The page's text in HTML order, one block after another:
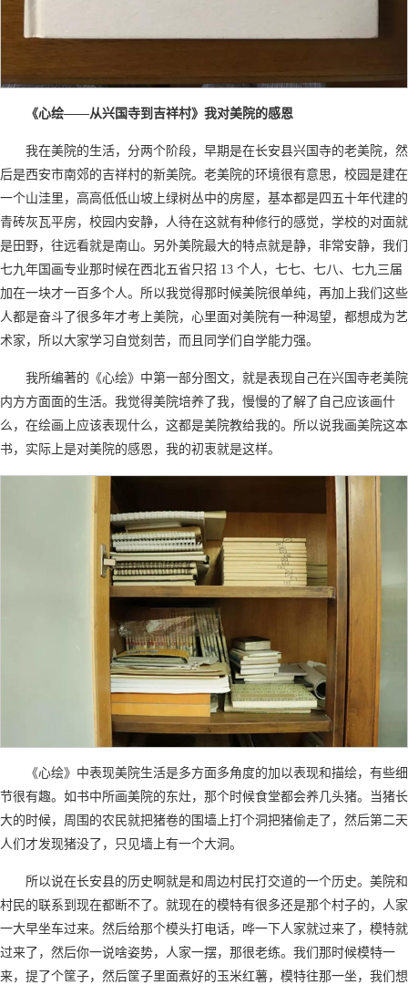
《心绘——从兴国寺到吉祥村》我对美院的感恩
我在美院的生活，分两个阶段，早期是在长安县兴国寺的老美院，然
后是西安市南郊的吉祥村的新美院。老美院的环境很有意思，校园是建在
一个山洼里，高高低低山坡上绿树丛中的房屋，基本都是四五十年代建的
青砖灰瓦平房，校园内安静，人待在这就有种修行的感觉，学校的对面就
是田野，往远看就是南山。另外美院最大的特点就是静，非常安静，我们
七九年国画专业那时候在西北五省只招 13 个人，七七、七八、七九三届
加在一块才一百多个人。所以我觉得那时候美院很单纯，再加上我们这些
人都是奋斗了很多年才考上美院，心里面对美院有一种渴望，都想成为艺
术家，所以大家学习自觉刻苦，而且同学们自学能力强。
我所编著的《心绘》中第一部分图文，就是表现自己在兴国寺老美院
内方方面面的生活。我觉得美院培养了我，慢慢的了解了自己应该画什
么，在绘画上应该表现什么，这都是美院教给我的。所以说我画美院这本
书，实际上是对美院的感恩，我的初衷就是这样。
《心绘》中表现美院生活是多方面多角度的加以表现和描绘，有些细
节很有趣。如书中所画美院的东灶，那个时候食堂都会养几头猪。当猪长
大的时候，周围的农民就把猪卷的围墙上打个洞把猪偷走了，然后第二天
人们才发现猪没了，只见墙上有一个大洞。
所以说在长安县的历史啊就是和周边村民打交道的一个历史。美院和
村民的联系到现在都断不了。就现在的模特有很多还是那个村子的，人家
一大早坐车过来。然后给那个模头打电话，哗一下人家就过来了，模特就
过来了，然后你一说啥姿势，人家一摆，那很老练。我们那时候模特一
来，提了个筐子，然后筐子里面煮好的玉米红薯，模特往那一坐，我们想